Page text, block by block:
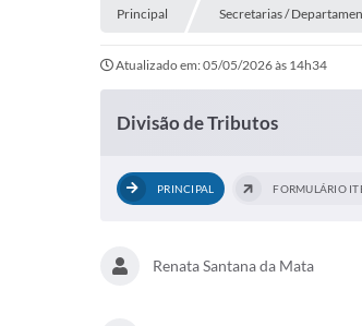
Principal Secretarias /
Atualizado em: 05/05/2026 às 14h34
Divisão de Tributos
PRINCIPAL FORMULÁRIO
Renata Santana da Mata